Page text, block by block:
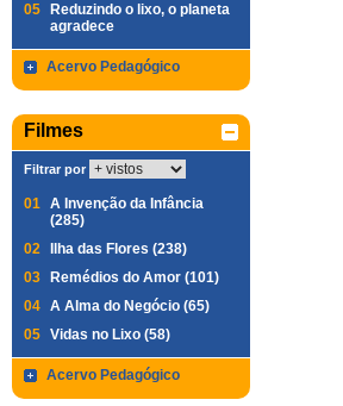
05
Reduzindo o lixo, o planeta
agradece
Acervo Pedagógico
Filmes
Filtrar por
01 A Invenção da Infância
(285)
02
Ilha das Flores (238)
03
Remédios do Amor (101)
04 A Alma do Negócio (65)
05 Vidas no Lixo (58)
Acervo Pedagógico